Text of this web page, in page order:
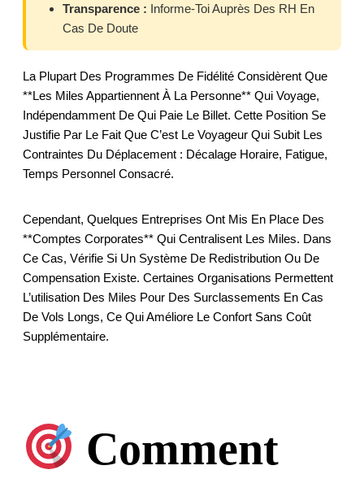
Transparence : Informe-Toi Auprès Des RH En
Cas De Doute
La Plupart Des Programmes De Fidélité Considèrent Que
**les Miles Appartiennent À La Personne** Qui Voyage,
Indépendamment De Qui Paie Le Billet. Cette Position Se
Justifie Par Le Fait Que C’est Le Voyageur Qui Subit Les
Contraintes Du Déplacement : Décalage Horaire, Fatigue,
Temps Personnel Consacré.
Cependant, Quelques Entreprises Ont Mis En Place Des
**comptes Corporates** Qui Centralisent Les Miles. Dans
Ce Cas, Vérifie Si Un Système De Redistribution Ou De
Compensation Existe. Certaines Organisations Permettent
L’utilisation Des Miles Pour Des Surclassements En Cas
De Vols Longs, Ce Qui Améliore Le Confort Sans Coût
Supplémentaire.
Comment